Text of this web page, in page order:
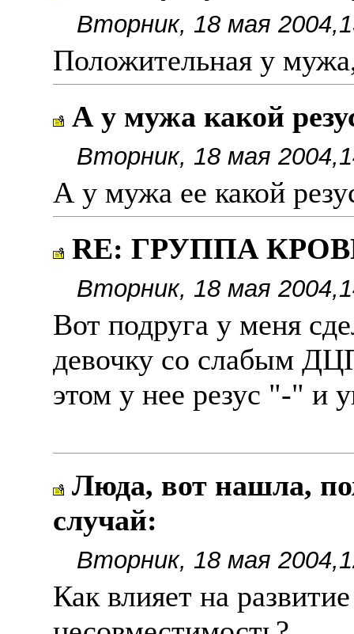
Вторник, 18 мая
Положительная у
А у мужа какой
Вторник, 18 мая
А у мужа ee какой
RE: ГРУППА
Вторник, 18 мая
Вот подруга у меня
девочку со слабым
этом у нее резус "-" и
Люда, вот нашла,
случай:
Вторник, 18 мая
Как влияет на